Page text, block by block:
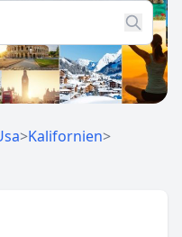
>Kalifornien>